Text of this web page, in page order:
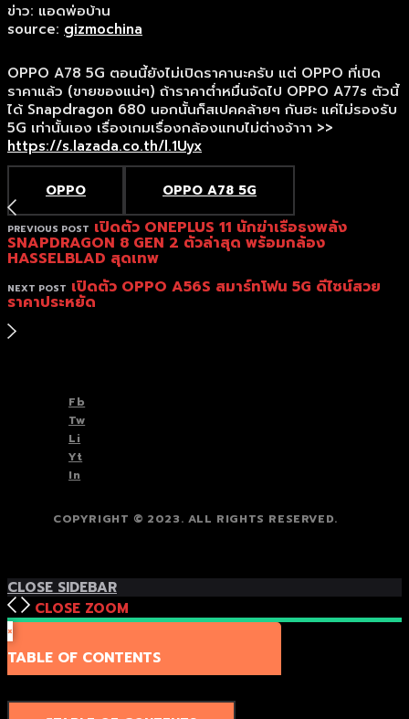
ข่าว: แอดพ่อบ้าน
source: gizmochina
OPPO A78 5G ตอนนี้ยังไม่เปิดราคานะครับ แต่ OPPO ที่เปิด
ราคาแล้ว (ขายของแน่ๆ) ถ้าราคาต่ำหมื่นจัดไป OPPO A77s ตัวนี้
ได้ Snapdragon 680 นอกนั้นก็สเปคคล้ายๆ กันฮะ แค่ไม่รองรับ
5G เท่านั้นเอง เรื่องเกมเรื่องกล้องแทบไม่ต่างจ้าาา >>
https://s.lazada.co.th/l.1Uyx
OPPO OPPO A78 5G
PREVIOUS POST เปิดตัว ONEPLUS 11 นักฆ่าเรือธงพลัง
SNAPDRAGON 8 GEN 2 ตัวล่าสุด พร้อมกล้อง
HASSELBLAD สุดเทพ
NEXT POST เปิดตัว OPPO A56S สมาร์ทโฟน 5G ดีไซน์สวย
ราคาประหยัด
Fb
Tw
Li
Yt
In
COPYRIGHT © 2023. ALL RIGHTS RESERVED.
CLOSE SIDEBAR
CLOSE ZOOM
×
TABLE OF CONTENTS